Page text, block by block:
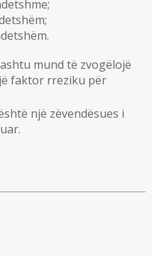
mund të zvogëlojë
faktor rreziku për
një zëvendësues i